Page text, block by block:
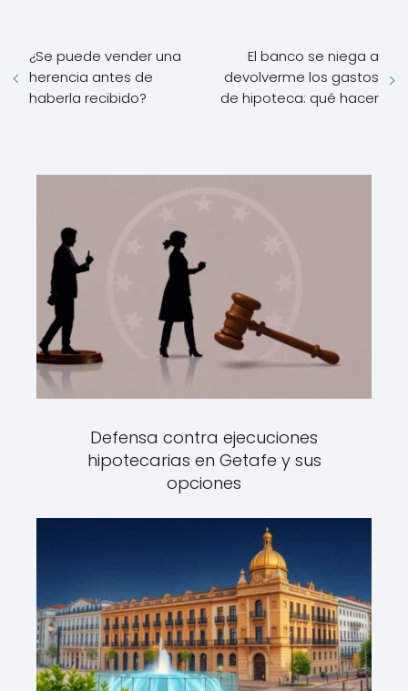
¿Se puede vender una
herencia antes de
haberla recibido?
El banco se niega a
devolverme los gastos
de hipoteca: qué hacer
Defensa contra ejecuciones
hipotecarias en Getafe y sus
opciones